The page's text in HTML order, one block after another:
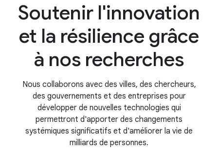
Soutenir l'innovation
et la résilience grâce
à nos recherches
Nous collaborons avec des villes, des chercheurs,
des gouvernements et des entreprises pour
développer de nouvelles technologies qui
permettront d'apporter des changements
systémiques significatifs et d'améliorer la vie de
milliards de personnes.